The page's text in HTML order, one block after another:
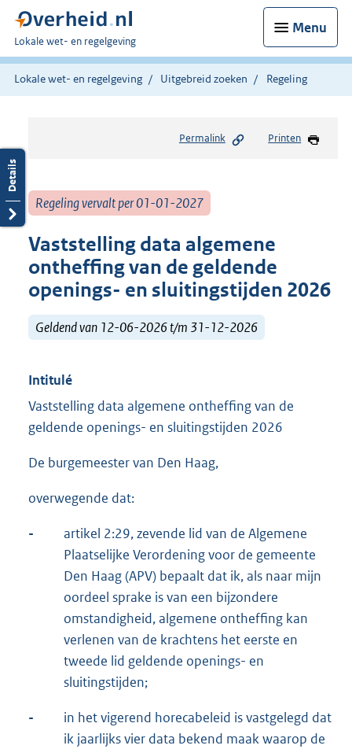
Menu
U
bent
hier:
Lokale wet- en regelgeving
Lokale wet- en regelgeving Uitgebreid zoeken Regeling
Permalink Printen
Regeling vervalt per 01-01-2027
Vaststelling data algemene
ontheffing van de geldende
openings- en sluitingstijden 2026
Geldend van 12-06-2026 t/m 31-12-2026
Intitulé
Vaststelling data algemene ontheffing van de
geldende openings- en sluitingstijden 2026
De burgemeester van Den Haag,
overwegende dat:
-
artikel 2:29, zevende lid van de Algemene
Plaatselijke Verordening voor de gemeente
Den Haag (APV) bepaalt dat ik, als naar mijn
oordeel sprake is van een bijzondere
omstandigheid, algemene ontheffing kan
verlenen van de krachtens het eerste en
tweede lid geldende openings- en
sluitingstijden;
-
in het vigerend horecabeleid is vastgelegd dat
ik jaarlijks vier data bekend maak waarop de